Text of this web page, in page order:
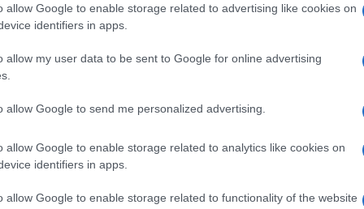
allow Google to enable storage related to advertising like cookies on
identifiers in apps.
allow my user data to be sent to Google for online advertising
allow Google to send me personalized advertising.
allow Google to enable storage related to analytics like cookies on
identifiers in apps.
allow Google to enable storage related to functionality of the website
hišo. Po prvih podatkih ni storilec ničesar
ki je v hiši živel sam, in se je med požarom nadihal dima,